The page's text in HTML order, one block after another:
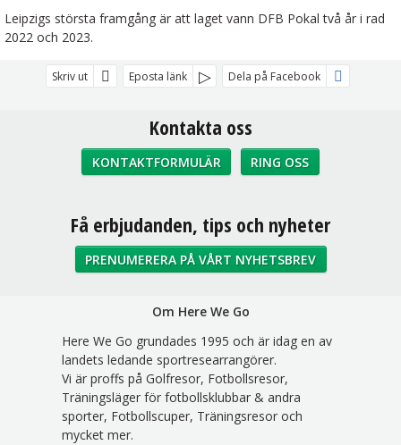
Leipzigs största framgång är att laget vann DFB Pokal två år i rad
2022 och 2023.
Skriv ut Eposta länk Dela på Facebook
Kontakta oss
KONTAKTFORMULÄR RING OSS
Sociala medier
Få erbjudanden, tips och nyheter
PRENUMERERA PÅ VÅRT NYHETSBREV
Om Here We Go
Here We Go grundades 1995 och är idag en av
landets ledande sportresearrangörer.
Vi är proffs på Golfresor, Fotbollsresor,
Träningsläger för fotbollsklubbar & andra
sporter, Fotbollscuper, Träningsresor och
mycket mer.